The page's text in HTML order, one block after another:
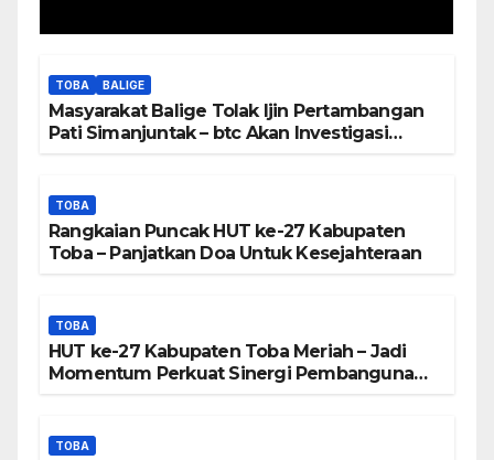
Berada Di DTA – Frengki
Pardede : Kami Tidak Miliki
Peta DTA – Tanda Tangan
Masyarakat Diduga
TOBA BALIGE
Masyarakat Balige Tolak Ijin Pertambangan
Pati Simanjuntak – btc Akan Investigasi
TOBA
Rangkaian Puncak HUT ke-27 Kabupaten
Toba – Panjatkan Doa Untuk Kesejahteraan
TOBA
HUT ke-27 Kabupaten Toba Meriah – Jadi
Momentum Perkuat Sinergi Pembangunan
TOBA